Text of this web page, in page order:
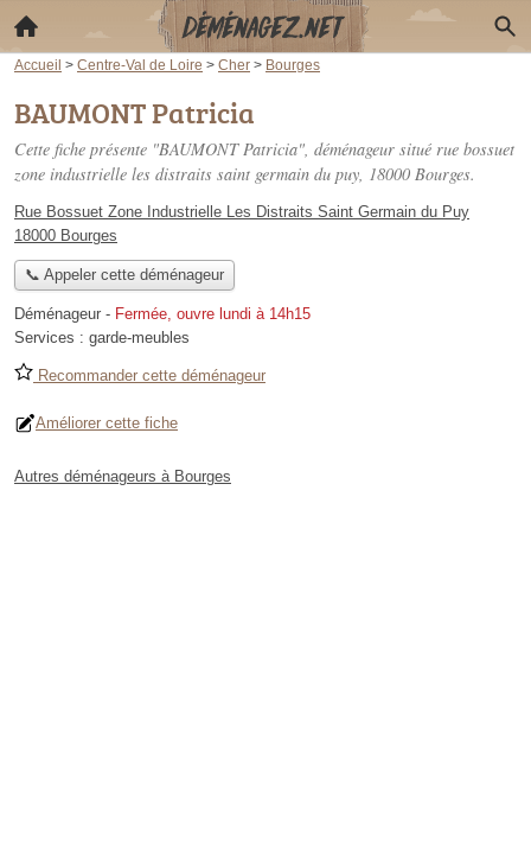
Accueil > Centre-Val de Loire > Cher > Bourges
BAUMONT Patricia
Cette fiche présente "BAUMONT Patricia", déménageur situé rue bossuet
zone industrielle les distraits saint germain du puy, 18000 Bourges.
Rue Bossuet Zone Industrielle Les Distraits Saint Germain du Puy
18000 Bourges
📞 Appeler cette déménageur
Déménageur - Fermée, ouvre lundi à 14h15
Services : garde-meubles
Recommander cette déménageur
Améliorer cette fiche
Autres déménageurs à Bourges